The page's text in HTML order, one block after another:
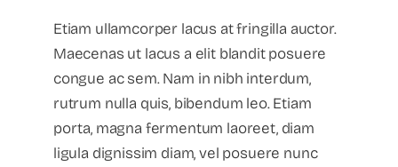
Etiam ullamcorper lacus at fringilla auctor.
Maecenas ut lacus a elit blandit posuere
congue ac sem. Nam in nibh interdum,
rutrum nulla quis, bibendum leo. Etiam
porta, magna fermentum laoreet, diam
ligula dignissim diam, vel posuere nunc